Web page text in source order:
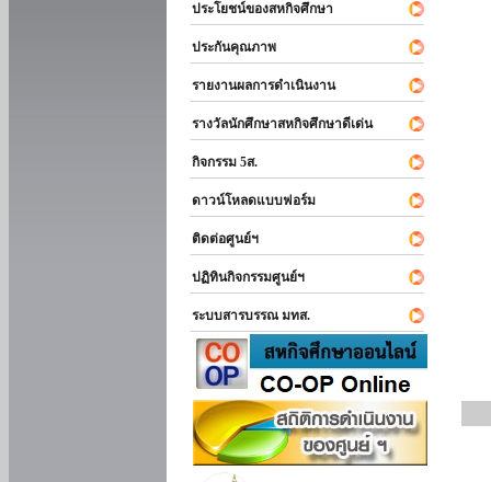
ประโยชน์ของสหกิจศึกษา
ประกันคุณภาพ
รายงานผลการดำเนินงาน
รางวัลนักศึกษาสหกิจศึกษาดีเด่น
กิจกรรม 5ส.
ดาวน์โหลดแบบฟอร์ม
ติดต่อศูนย์ฯ
ปฏิทินกิจกรรมศูนย์ฯ
ระบบสารบรรณ มทส.